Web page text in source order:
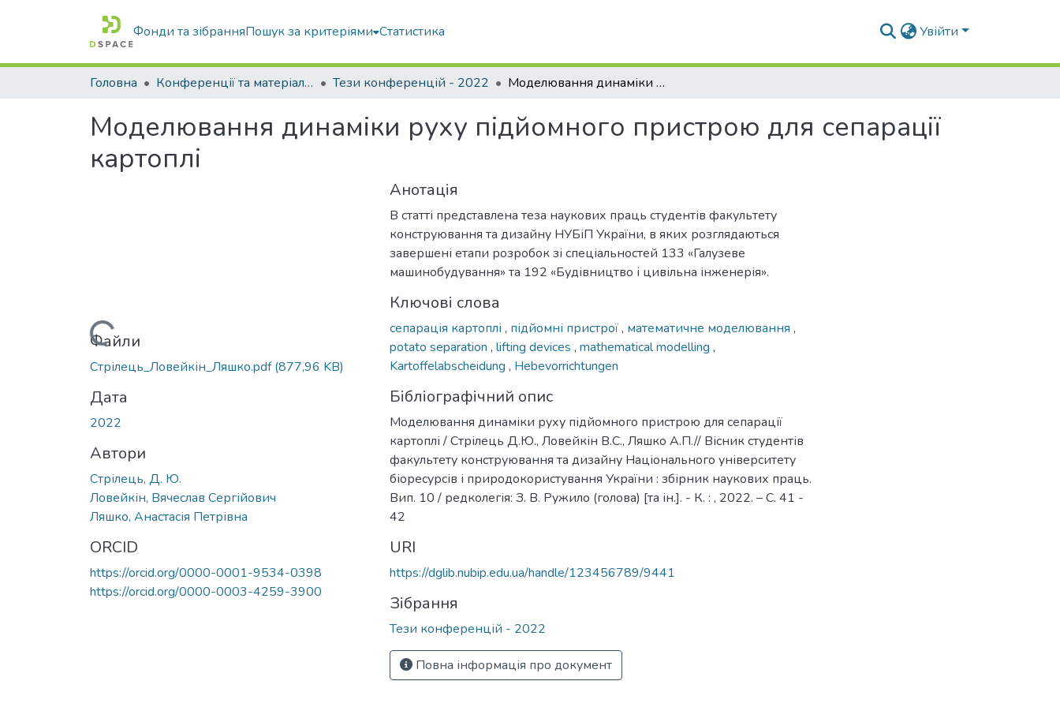
Фонди та зібранняПошук за критеріями Статистика Увійти
Головна Конференції та матеріали конференцій Тези конференцій - 2022 Моделювання динаміки руху підйомного пристрою для сепарації картоплі
Моделювання динаміки руху підйомного пристрою для сепарації
картоплі
Вантажиться...
Файли
Стрілець_Ловейкін_Ляшко.pdf(877,96 KB)
Дата
2022
Автори
Стрілець, Д. Ю.
Ловейкін, Вячеслав Сергійович
Ляшко, Анастасія Петрівна
ORCID
https://orcid.org/0000-0001-9534-0398
https://orcid.org/0000-0003-4259-3900
Анотація
В статті представлена теза наукових праць студентів факультету
конструювання та дизайну НУБіП України, в яких розглядаються
завершені етапи розробок зі спеціальностей 133 «Галузеве
машинобудування» та 192 «Будівництво і цивільна інженерія».
Ключові слова
сепарація картоплі , підйомні пристрої, математичне моделювання ,
potato separation , lifting devices , mathematical modelling ,
Kartoffelabscheidung , Hebevorrichtungen
Бібліографічний опис
Моделювання динаміки руху підйомного пристрою для сепарації
картоплі / Стрілець Д.Ю., Ловейкін В.С., Ляшко А.П.// Вісник студентів
факультету конструювання та дизайну Національного університету
біоресурсів і природокористування України : збірник наукових праць.
Вип. 10 / редколегія: З. В. Ружило (голова) [та ін.]. - К. : , 2022. – С. 41 -
42
URI
https://dglib.nubip.edu.ua/handle/123456789/9441
Зібрання
Тези конференцій - 2022
Повна інформація про документ